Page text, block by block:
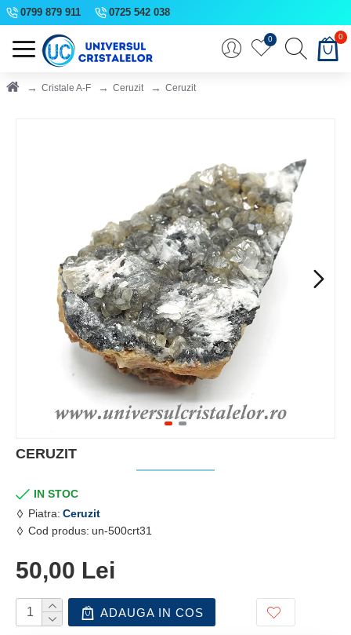
0799 879 911 0725 542 038
0 0
Cristale A-F Ceruzit Ceruzit
CERUZIT
IN STOC
Piatra: Ceruzit
Cod produs: un-500crt31
50,00 Lei
ADAUGA IN COS